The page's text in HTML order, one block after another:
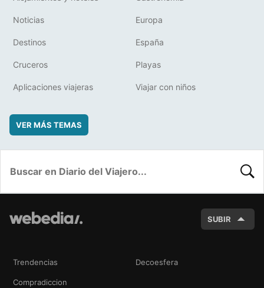
Noticias Europa
Destinos España
Cruceros Playas
Aplicaciones viajeras Viajar con niños
VER MÁS TEMAS
SUBIR
Trendencias Decoesfera
Compradiccion